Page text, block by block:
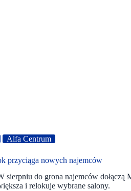
Alfa Centrum
przyciąga nowych najemców
do grona najemców dołączą
i relokuje wybrane salony.